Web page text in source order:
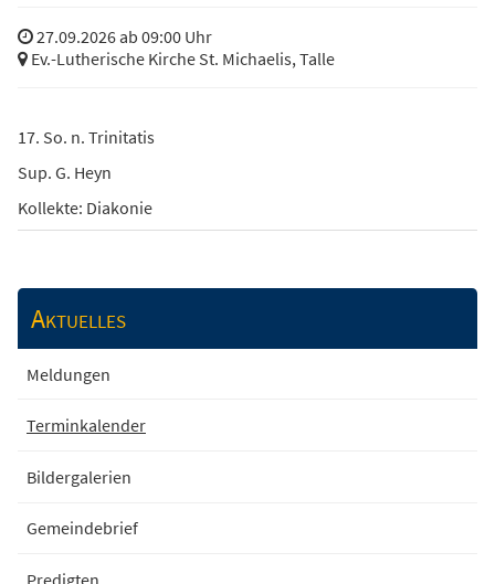
27.09.2026 ab 09:00 Uhr
Ev.-Lutherische Kirche St. Michaelis, Talle
17. So. n. Trinitatis
Sup. G. Heyn
Kollekte: Diakonie
Aktuelles
Meldungen
Terminkalender
Bildergalerien
Gemeindebrief
Predigten